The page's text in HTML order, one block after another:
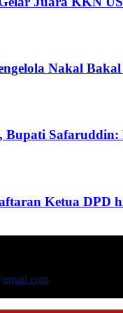
Nakal
Bupati
Ketua DPD